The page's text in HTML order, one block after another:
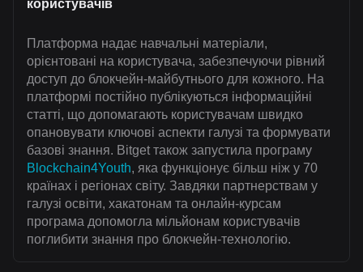
користувачів
Платформа надає навчальні матеріали,
орієнтовані на користувача, забезпечуючи рівний
доступ до блокчейн-майбутнього для кожного. На
платформі постійно публікуються інформаційні
статті, що допомагають користувачам швидко
опановувати ключові аспекти галузі та формувати
базові знання. Bitget також запустила програму
Blockchain4Youth, яка функціонує більш ніж у 70
країнах і регіонах світу. Завдяки партнерствам у
галузі освіти, хакатонам та онлайн-курсам
програма допомогла мільйонам користувачів
поглибити знання про блокчейн-технологію.